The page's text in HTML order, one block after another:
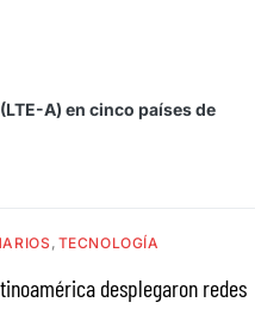
A) en cinco países de
TECNOLOGÍA
desplegaron redes